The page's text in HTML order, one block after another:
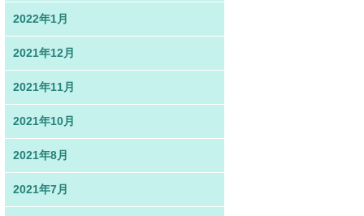
2022年1月
2021年12月
2021年11月
2021年10月
2021年8月
2021年7月